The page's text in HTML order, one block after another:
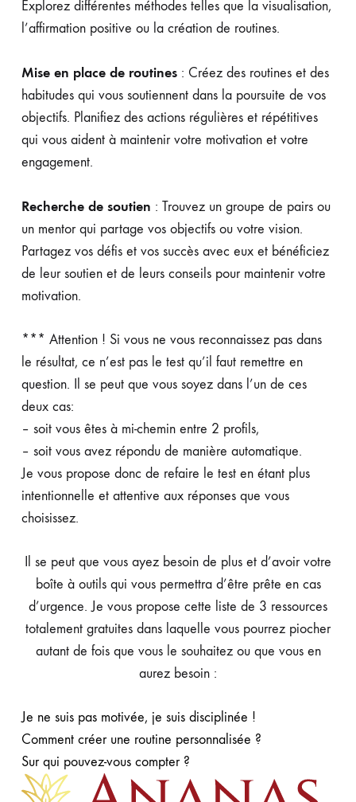
Explorez différentes méthodes telles que la visualisation,
l’affirmation positive ou la création de routines.
Mise en place de routines: Créez des routines et des
habitudes qui vous soutiennent dans la poursuite de vos
objectifs. Planifiez des actions régulières et répétitives
qui vous aident à maintenir votre motivation et votre
engagement.
Recherche de soutien : Trouvez un groupe de pairs ou
un mentor qui partage vos objectifs ou votre vision.
Partagez vos défis et vos succès avec eux et bénéficiez
de leur soutien et de leurs conseils pour maintenir votre
motivation.
*** Attention ! Si vous ne vous reconnaissez pas dans
le résultat, ce n’est pas le test qu’il faut remettre en
question. Il se peut que vous soyez dans l’un de ces
deux cas:
– soit vous êtes à mi-chemin entre 2 profils,
– soit vous avez répondu de manière automatique.
Je vous propose donc de refaire le test en étant plus
intentionnelle et attentive aux réponses que vous
choisissez.
Il se peut que vous ayez besoin de plus et d’avoir votre
boîte à outils qui vous permettra d’être prête en cas
d’urgence. Je vous propose cette liste de 3 ressources
totalement gratuites dans laquelle vous pourrez piocher
autant de fois que vous le souhaitez ou que vous en
aurez besoin :
Je ne suis pas motivée, je suis disciplinée !
Comment créer une routine personnalisée ?
Sur qui pouvez-vous compter ?